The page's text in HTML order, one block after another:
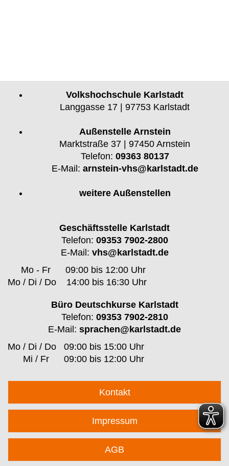
Volkshochschule Karlstadt
Langgasse 17 | 97753 Karlstadt
Außenstelle Arnstein
Marktstraße 37 | 97450 Arnstein
Telefon: 09363 80137
E-Mail: arnstein-vhs@karlstadt.de
weitere Außenstellen
Geschäftsstelle Karlstadt
Telefon: 09353 7902-2800
E-Mail: vhs@karlstadt.de
Mo - Fr
09:00 bis 12:00 Uhr
Mo / Di / Do
14:00 bis 16:30 Uhr
Büro Deutschkurse Karlstadt
Telefon: 09353 7902-2810
E-Mail: sprachen@karlstadt.de
Mo / Di / Do 09:00 bis 15:00 Uhr
Mi / Fr
09:00 bis 12:00 Uhr
Kontakt
Impressum
AGB